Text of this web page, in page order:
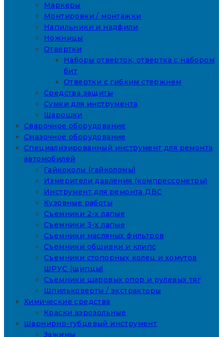
Маркеры
Монтировки / монтажки
Напильники и надфили
Ножницы
Отвертки
Наборы отверток, отвертка с набором
бит
Отвертки с гибким стержнем
Средства защиты
Сумки для инструмента
Шарошки
Сварочное оборудование
Смазочное оборудование
Специализированный инструмент для ремонта
автомобилей
Гайкоколы (гайколомы)
Измерители давления (компрессометры)
Инструмент для ремонта ДВС
Кузовные работы
Съемники 2-х лапые
Съемники 3-х лапые
Съемники масляных фильтров
Съемники обшивки и клипс
Съемники стопорных колец и хомутов
ШРУС (щипцы)
Съемники шаровых опор и рулевых тяг
Шпильковерты / экстракторы
Химические средства
Краски аэрозольные
Шарнирно-губцевый инструмент
Зажимы